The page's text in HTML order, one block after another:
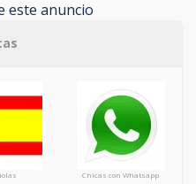
este anuncio
Chicas con Whatsapp